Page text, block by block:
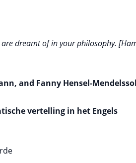
dreamt of in your philosophy.
and Fanny Hensel-
vertelling in het Engels